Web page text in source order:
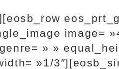
image=
» »
»1/